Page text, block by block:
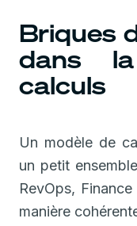
Briques
dans
calculs
Un modèle de
un petit
RevOps,
manière